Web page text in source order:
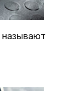
называют